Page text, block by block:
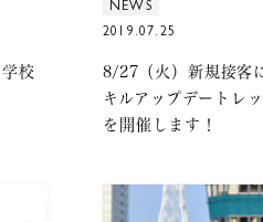
校
NEWS
2019.07.25
8/27（火）新規接客
キルアップデートレ
を開催します！